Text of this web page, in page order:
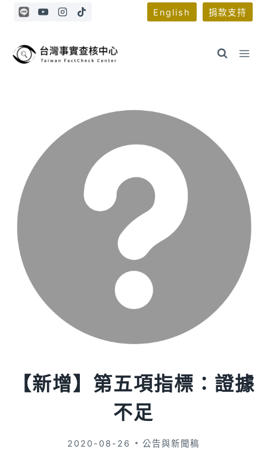
Skip
English 捐款支持
【新增】第五項指標：證據
不足
2020-08-26 公告與新聞稿